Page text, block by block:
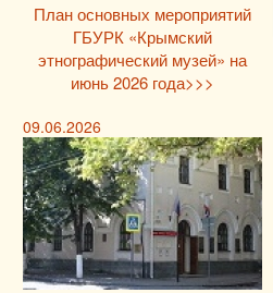
План основных мероприятий
ГБУРК «Крымский
этнографический музей» на
июнь 2026 года>>>
09.06.2026